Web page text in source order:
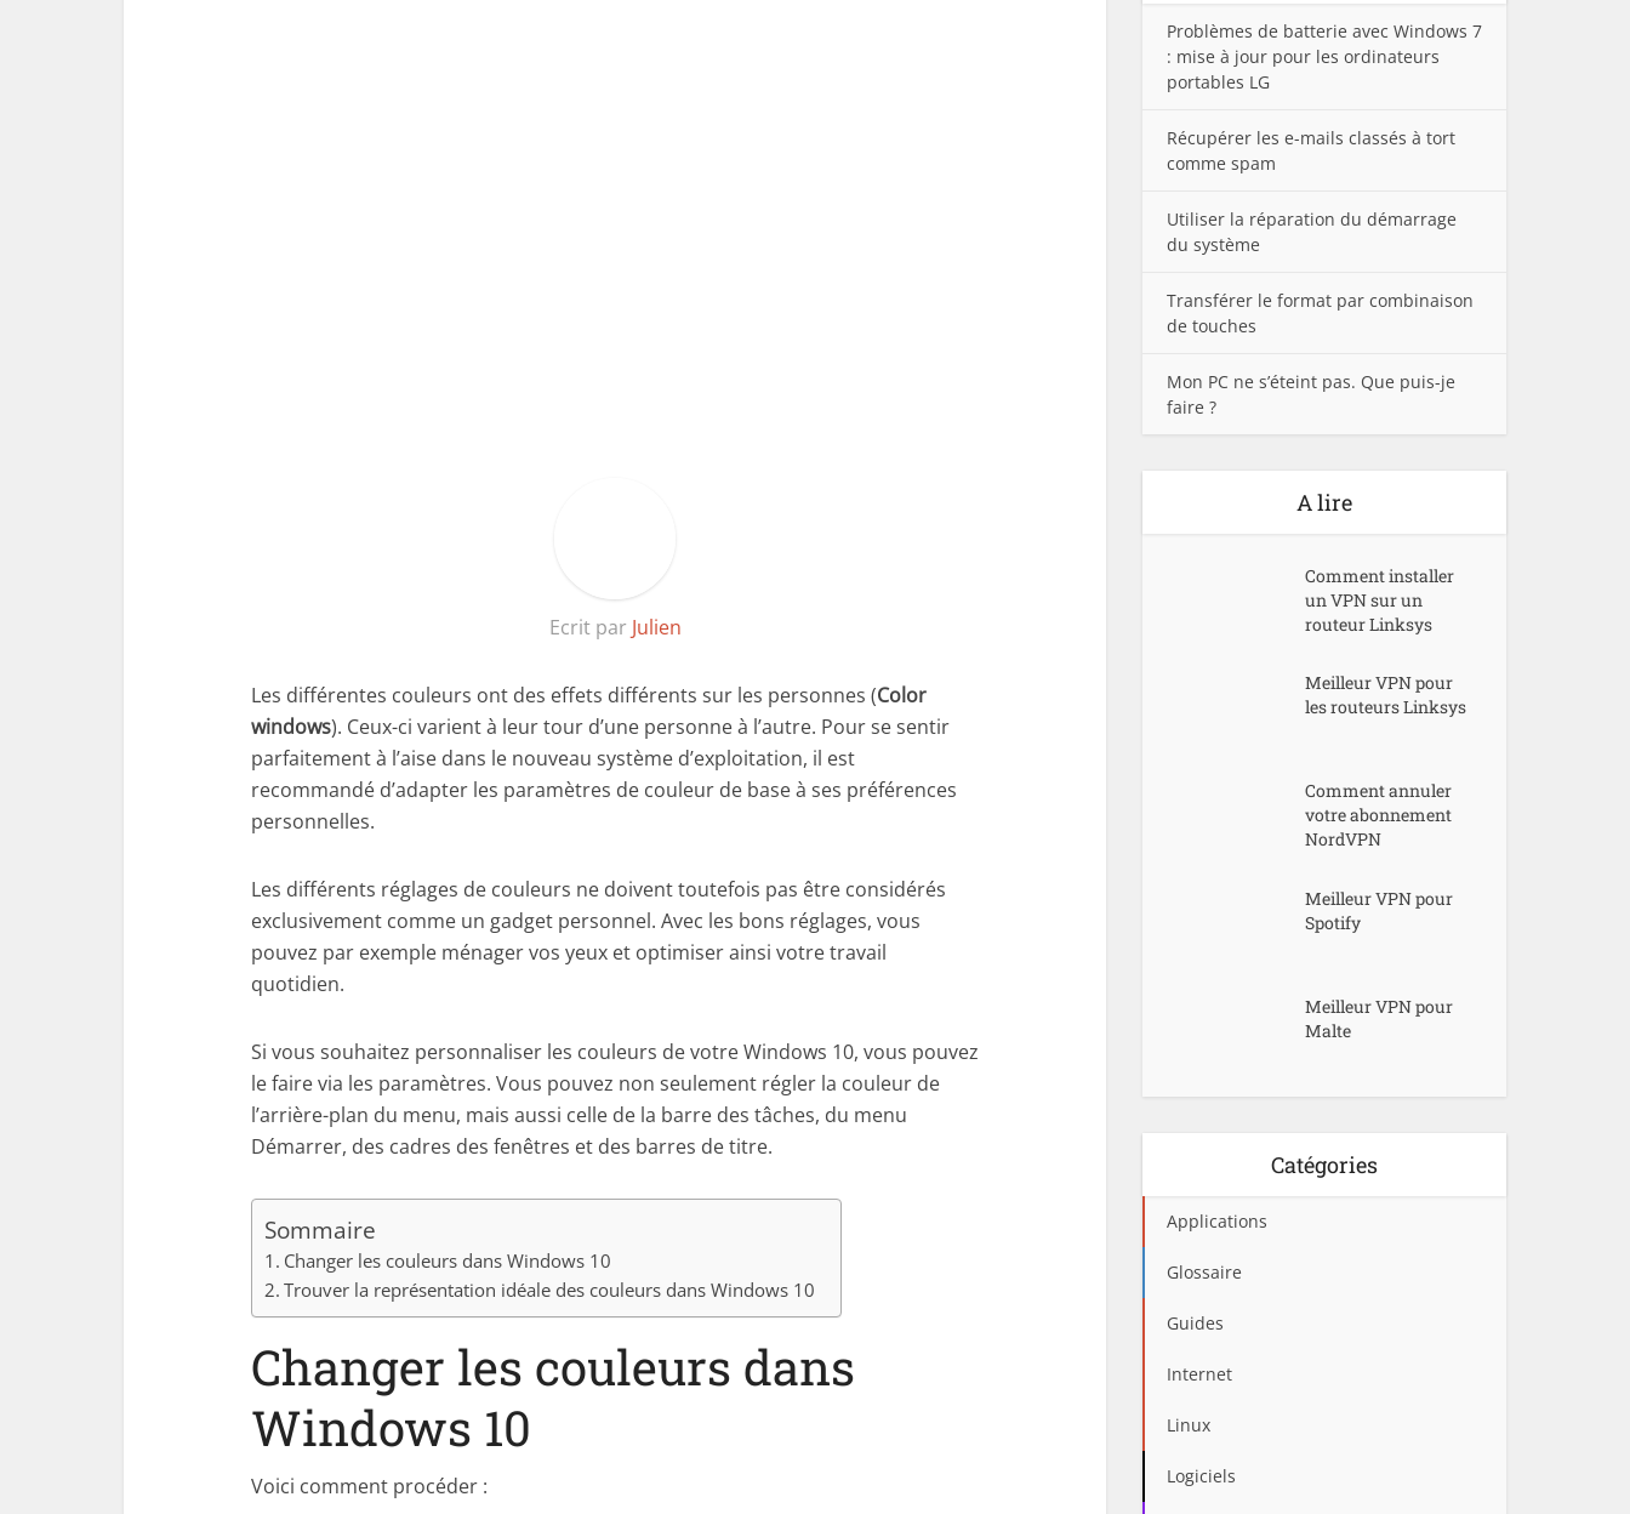
Ecrit par Julien
Les différentes couleurs ont des effets différents sur les personnes (Color
windows). Ceux-ci varient à leur tour d’une personne à l’autre. Pour se sentir
parfaitement à l’aise dans le nouveau système d’exploitation, il est
recommandé d’adapter les paramètres de couleur de base à ses préférences
personnelles.
Les différents réglages de couleurs ne doivent toutefois pas être considérés
exclusivement comme un gadget personnel. Avec les bons réglages, vous
pouvez par exemple ménager vos yeux et optimiser ainsi votre travail
quotidien.
Si vous souhaitez personnaliser les couleurs de votre Windows 10, vous pouvez
le faire via les paramètres. Vous pouvez non seulement régler la couleur de
l’arrière-plan du menu, mais aussi celle de la barre des tâches, du menu
Démarrer, des cadres des fenêtres et des barres de titre.
Sommaire
Changer les couleurs dans Windows 10
Trouver la représentation idéale des couleurs dans Windows 10
Changer les couleurs dans
Windows 10
Voici comment procéder :
Problèmes de batterie avec Windows 7
: mise à jour pour les ordinateurs
portables LG
Récupérer les e-mails classés à tort
comme spam
Utiliser la réparation du démarrage
du système
Transférer le format par combinaison
de touches
Mon PC ne s’éteint pas. Que puis-je
faire ?
A lire
Comment installer
un VPN sur un
routeur Linksys
Meilleur VPN pour
les routeurs Linksys
Comment annuler
votre abonnement
NordVPN
Meilleur VPN pour
Spotify
Meilleur VPN pour
Malte
Catégories
Applications
Glossaire
Guides
Internet
Linux
Logiciels